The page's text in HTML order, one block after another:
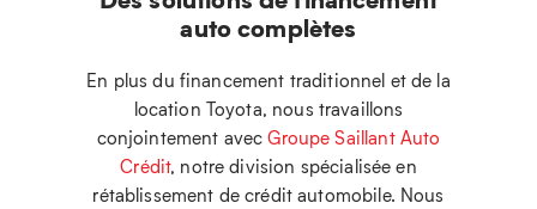
auto complètes
En plus du financement traditionnel et de la
location Toyota, nous travaillons
conjointement avecGroupe Saillant Auto
Crédit, notre division spécialisée en
rétablissement de crédit automobile. Nous